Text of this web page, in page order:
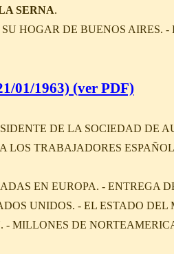
SERNA.
HOGAR DE BUENOS AIRES.
01/1963) (ver PDF)
DE LA SOCIEDAD DE
LOS TRABAJADORES
EN EUROPA. - ENTREGA
UNIDOS. - EL ESTADO
MILLONES DE